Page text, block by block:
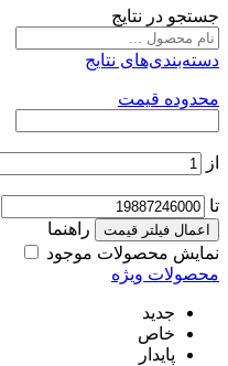
جستجو در نتایج
دسته‌بندی‌های نتایج
محدوده قیمت
از
تا
اعمال فیلتر قیمت
راهنما
نمایش محصولات موجود
محصولات ویژه
جدید
خاص
پایدار